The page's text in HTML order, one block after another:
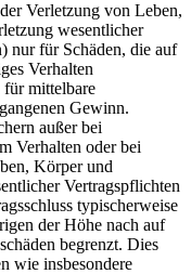
Verletzung von Leben,
wesentlicher
nur für Schäden, die auf
Verhalten
mittelbare
Gewinn.
außer bei
Verhalten oder bei
Körper und
Vertragspflichten
typischerweise
der Höhe nach auf
begrenzt. Dies
wie insbesondere